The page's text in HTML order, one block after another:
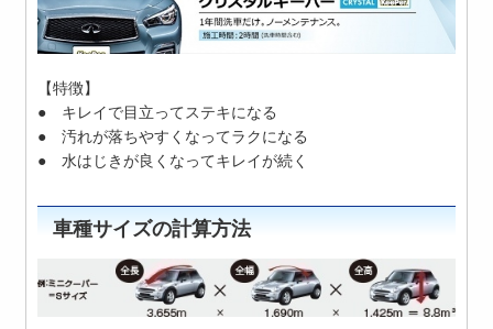
【特徴】
● キレイで目立ってステキになる
● 汚れが落ちやすくなってラクになる
● 水はじきが良くなってキレイが続く
車種サイズの計算方法